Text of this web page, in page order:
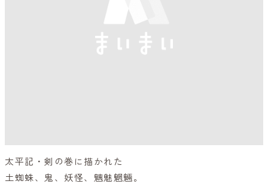
太平記・剣の巻に描かれた
土蜘蛛、鬼、妖怪、魑魅魍魎。